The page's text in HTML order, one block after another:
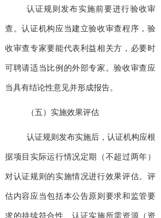
认证规则发布实施前要进行验收审
查。认证机构应当建立验收审查程序，验
收审查专家要能代表利益相关方，必要时
可聘请适当比例的外部专家。验收审查应
当具有结论性意见并形成报告。
（五）实施效果评估
认证规则发布实施后，认证机构应根
据项目实际运行情况定期（不超过两年）
对认证规则的实施情况进行效果评估。评
估内容应当包括本公告原则要求和监管要
求的持续符合性、认证实施所需资源（资